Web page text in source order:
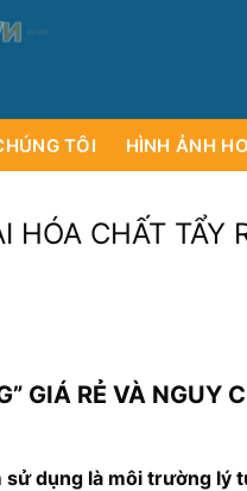
N
TÔI HÌNH ẢNH
HÓA CHẤT TẨY
GIÁ RẺ VÀ NGUY
dụng là môi trường lý